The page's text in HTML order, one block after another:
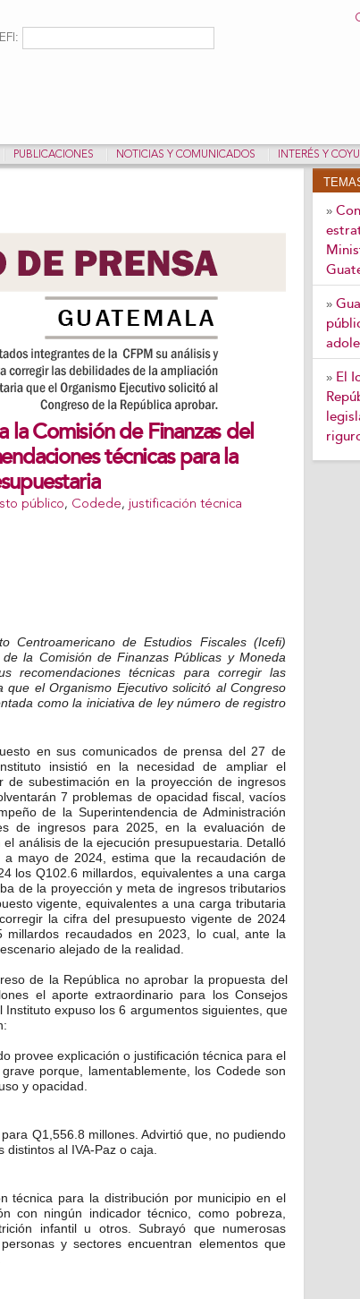
contenido
de búsqueda
PUBLICACIONES NOTICIAS Y COMUNICADOS INTERÉS Y
la Comisión de Finanzas del
técnicas para la
público, Codede, justificación técnica
Centroamericano de Estudios Fiscales (Icefi)
la Comisión de Finanzas Públicas y Moneda
recomendaciones técnicas para corregir las
el Organismo Ejecutivo solicitó al Congreso
como la iniciativa de ley número de registro
en sus comunicados de prensa del 27 de
insistió en la necesidad de ampliar el
subestimación en la proyección de ingresos
7 problemas de opacidad fiscal, vacíos
de la Superintendencia de Administración
de ingresos para 2025, en la evaluación de
análisis de la ejecución presupuestaria. Detalló
mayo de 2024, estima que la recaudación de
los Q102.6 millardos, equivalentes a una carga
de la proyección y meta de ingresos tributarios
vigente, equivalentes a una carga tributaria
la cifra del presupuesto vigente de 2024
recaudados en 2023, lo cual, ante la
alejado de la realidad.
de la República no aprobar la propuesta del
el aporte extraordinario para los Consejos
expuso los 6 argumentos siguientes, que
provee explicación o justificación técnica para el
porque, lamentablemente, los Codede son
y opacidad.
Q1,556.8 millones. Advirtió que, no pudiendo
al IVA-Paz o caja.
técnica para la distribución por municipio en el
con ningún indicador técnico, como pobreza,
infantil u otros. Subrayó que numerosas
y sectores encuentran elementos que
»
»
» El